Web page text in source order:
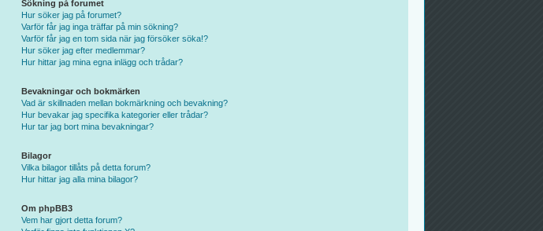
Sökning på forumet
Hur söker jag på forumet?
Varför får jag inga träffar på min sökning?
Varför får jag en tom sida när jag försöker söka!?
Hur söker jag efter medlemmar?
Hur hittar jag mina egna inlägg och trådar?
Bevakningar och bokmärken
Vad är skillnaden mellan bokmärkning och bevakning?
Hur bevakar jag specifika kategorier eller trådar?
Hur tar jag bort mina bevakningar?
Bilagor
Vilka bilagor tillåts på detta forum?
Hur hittar jag alla mina bilagor?
Om phpBB3
Vem har gjort detta forum?